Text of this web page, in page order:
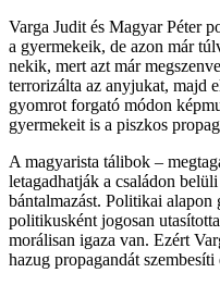
Varga Judit és Magyar Péter
a gyermekeik, de azon már
nekik, mert azt már
terrorizálta az anyjukat, majd
gyomrot forgató módon
gyermekeit is a piszkos
A magyarista tálibok –
letagadhatják a családon
bántalmazást. Politikai alapon
politikusként jogosan
morálisan igaza van. Ezért
hazug propagandát szembesíti